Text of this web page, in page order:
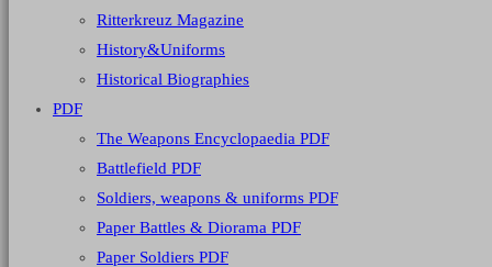
Ritterkreuz Magazine
History&Uniforms
Historical Biographies
PDF
The Weapons Encyclopaedia PDF
Battlefield PDF
Soldiers, weapons & uniforms PDF
Paper Battles & Diorama PDF
Paper Soldiers PDF